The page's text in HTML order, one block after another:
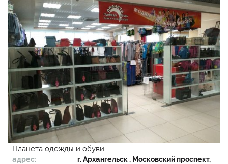
Планета одежды и обуви
адрес: г.Архангельск, ​Московский проспект,